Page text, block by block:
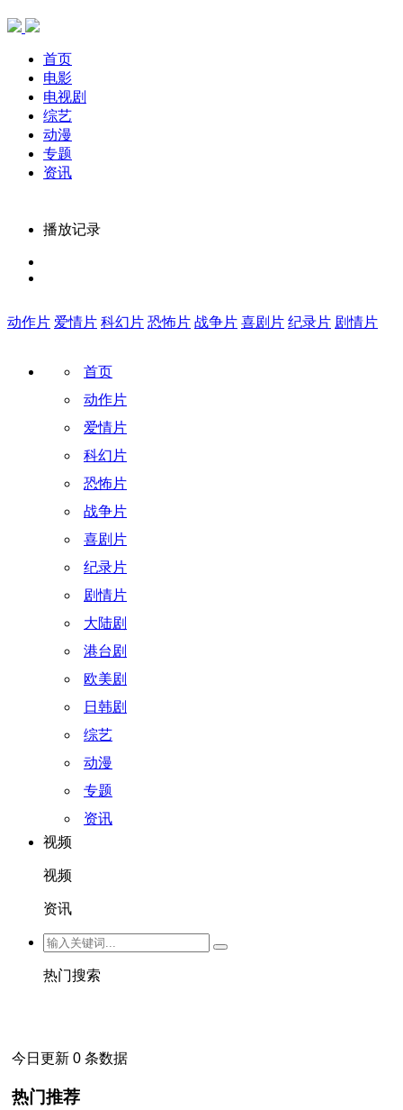
首页
电影
电视剧
综艺
动漫
专题
资讯
播放记录
动作片 爱情片 科幻片 恐怖片 战争片 喜剧片 纪录片 剧情片
首页
动作片
爱情片
科幻片
恐怖片
战争片
喜剧片
纪录片
剧情片
大陆剧
港台剧
欧美剧
日韩剧
综艺
动漫
专题
资讯
视频
视频
资讯
热门搜索
今日更新 0 条数据
热门推荐